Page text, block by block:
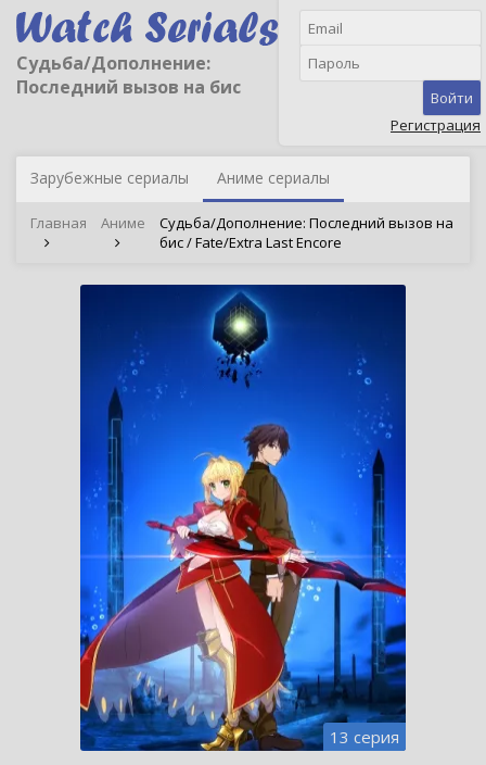
Судьба/Дополнение:
Последний вызов на бис
Войти
Регистрация
Зарубежные сериалы Аниме сериалы
Главная Аниме
Судьба/Дополнение: Последний вызов на
бис / Fate/Extra Last Encore
13 серия